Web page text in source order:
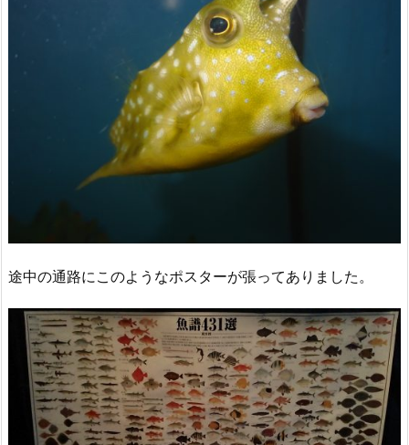
途中の通路にこのようなポスターが張ってありました。